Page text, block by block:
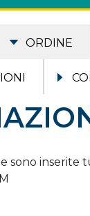
ORDINE
sono inserite